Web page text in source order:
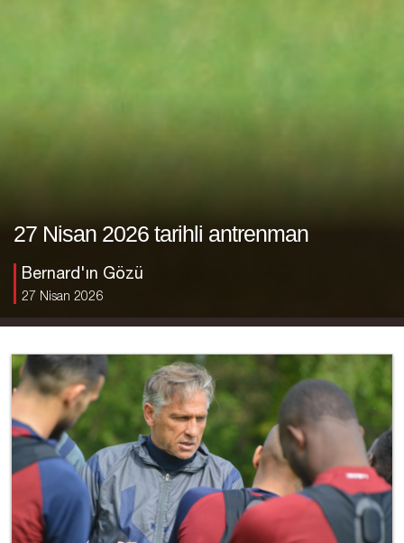
27 Nisan 2026 tarihli antrenman
Bernard'ın Gözü
27 Nisan 2026